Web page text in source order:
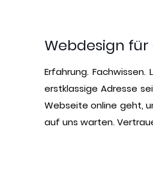
Webdesign
Erfahrung.
erstklassige Adresse
Webseite online geht,
auf uns warten.